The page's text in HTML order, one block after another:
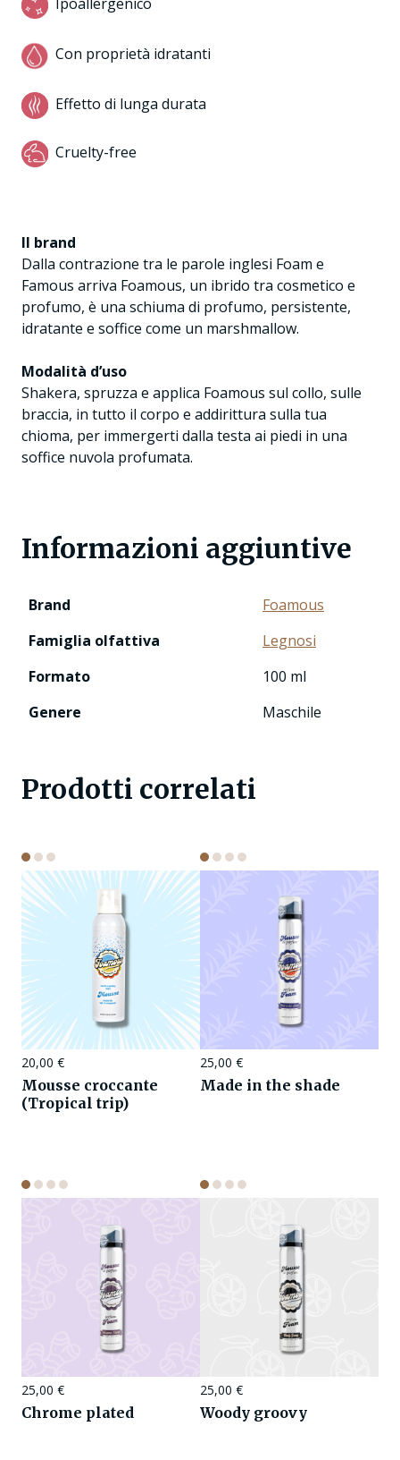
Con proprietà idratanti
Effetto di lunga durata
Cruelty-free
Il brand
Dalla contrazione tra le parole inglesi Foam e
Famous arriva Foamous, un ibrido tra cosmetico e
profumo, è una schiuma di profumo, persistente,
idratante e soffice come un marshmallow.
Modalità d’uso
Shakera, spruzza e applica Foamous sul collo, sulle
braccia, in tutto il corpo e addirittura sulla tua
chioma, per immergerti dalla testa ai piedi in una
soffice nuvola profumata.
Informazioni aggiuntive
Brand
Foamous
Famiglia olfattiva
Legnosi
Formato
100 ml
Genere
Maschile
Prodotti correlati
20,00 €
Mousse croccante
(Tropical trip)
25,00 €
Made in the shade
25,00 €
Chrome plated
25,00 €
Woody groovy